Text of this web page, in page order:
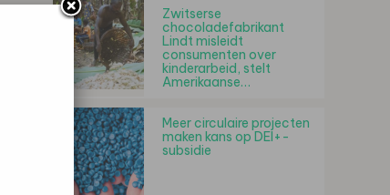
Zwitserse
chocoladefabrikant
Lindt misleidt
consumenten over
kinderarbeid, stelt
Amerikaanse…
Meer circulaire projecten
maken kans op DEI+-
subsidie